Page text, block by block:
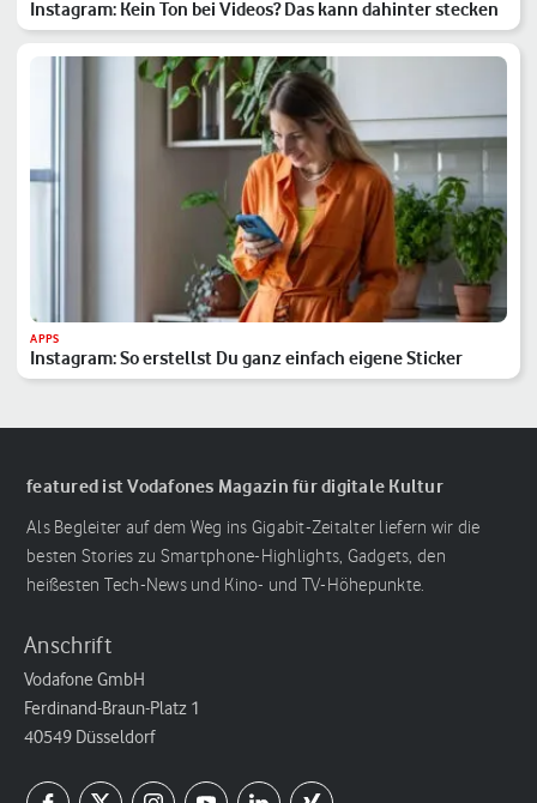
Instagram: Kein Ton bei Videos? Das kann dahinter stecken
APPS
Instagram: So erstellst Du ganz einfach eigene Sticker
featured ist Vodafones Magazin für digitale Kultur
Als Begleiter auf dem Weg ins Gigabit-Zeitalter liefern wir die
besten Stories zu Smartphone-Highlights, Gadgets, den
heißesten Tech-News und Kino- und TV-Höhepunkte.
Anschrift
Vodafone GmbH
Ferdinand-Braun-Platz 1
40549 Düsseldorf